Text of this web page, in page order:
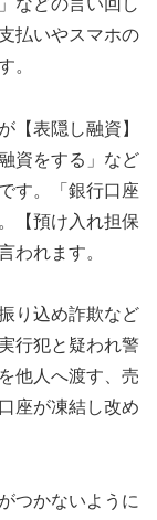
払いやスマホの
。
【表隠し融資】
資をする」など
す。「銀行口座
【預け入れ担保
われます。
り込め詐欺など
行犯と疑われ警
他人へ渡す、売
座が凍結し改め
つかないように